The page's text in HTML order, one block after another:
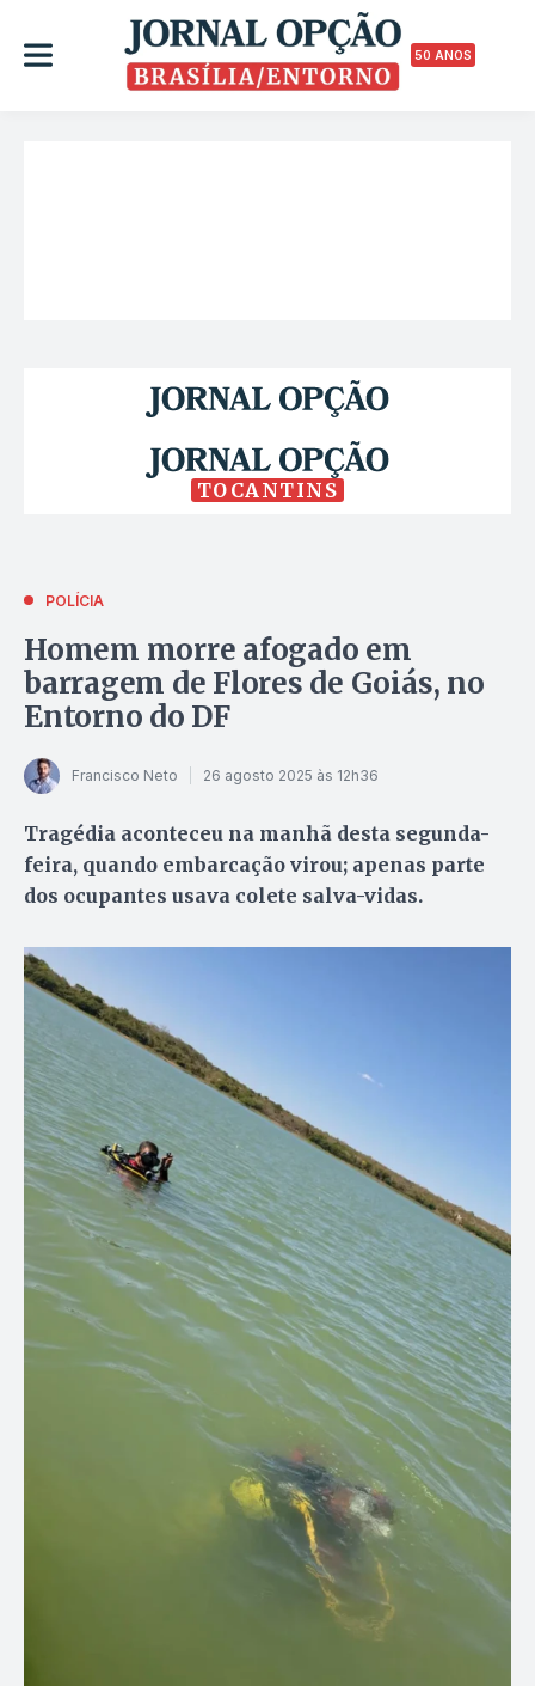
50 ANOS
TOCANTINS
POLÍCIA
Homem morre afogado em
barragem de Flores de Goiás, no
Entorno do DF
Francisco Neto 26 agosto 2025 às 12h36
Tragédia aconteceu na manhã desta segunda-
feira, quando embarcação virou; apenas parte
dos ocupantes usava colete salva-vidas.